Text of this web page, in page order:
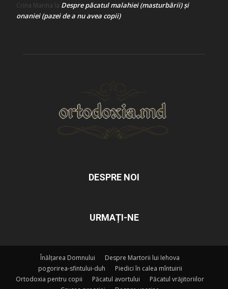
Crina Marina la Despre păcatul malahiei (masturbării) şi
onaniei (pazei de a nu avea copii)
DESPRE NOI
URMAȚI-NE
Înălțarea Domnului
Despre Martorii lui Iehova
pogorirea-sfintului-duh
Piedici în calea mîntuirii
Ortodoxia pentru copii
Păcatul avortului
Păcatul vrăjitoriilor